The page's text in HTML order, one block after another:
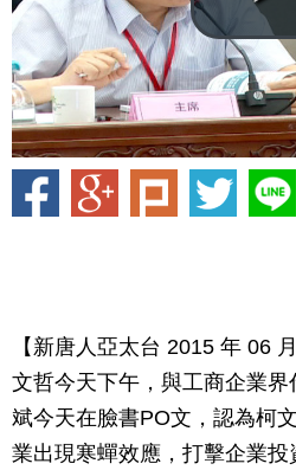
【新唐人亞太台 2015 年 06
文哲今天下午，與工商企業
斌今天在臉書PO文，認為柯
業出現寒蟬效應，打擊企業投